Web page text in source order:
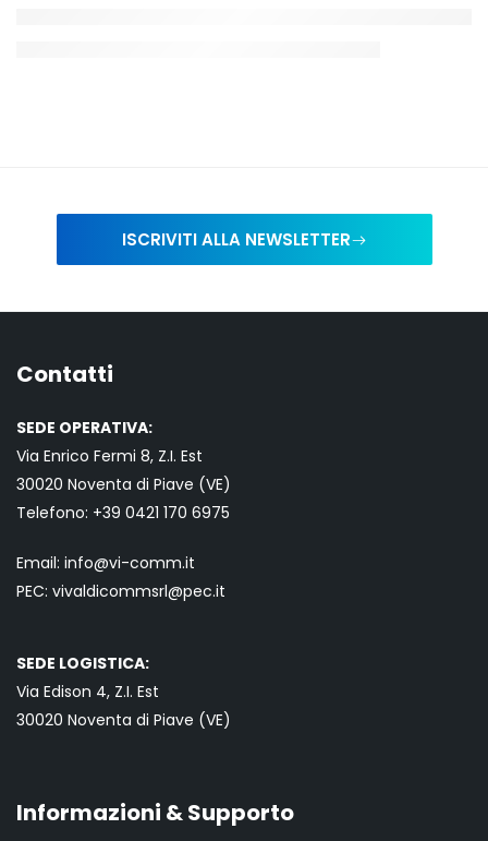
ISCRIVITI ALLA NEWSLETTER
Contatti
SEDE OPERATIVA:
Via Enrico Fermi 8, Z.I. Est
30020 Noventa di Piave (VE)
Telefono: +39 0421 170 6975
Email: info@vi-comm.it
PEC: vivaldicommsrl@pec.it
SEDE LOGISTICA:
Via Edison 4, Z.I. Est
30020 Noventa di Piave (VE)
Informazioni & Supporto